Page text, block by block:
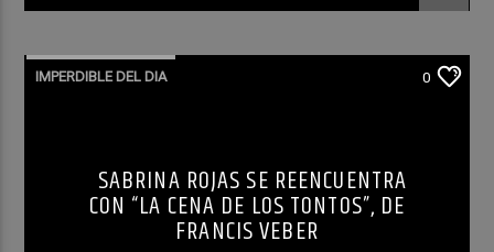
IMPERDIBLE DEL DIA 0
SABRINA ROJAS SE REENCUENTRA
CON “LA CENA DE LOS TONTOS”, DE
FRANCIS VEBER